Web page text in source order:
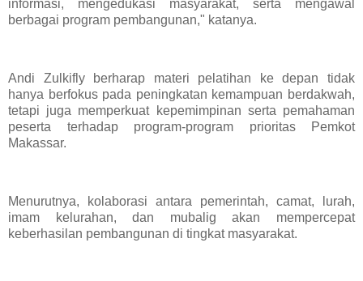
informasi, mengedukasi masyarakat, serta mengawal
berbagai program pembangunan," katanya.
Andi Zulkifly berharap materi pelatihan ke depan tidak
hanya berfokus pada peningkatan kemampuan berdakwah,
tetapi juga memperkuat kepemimpinan serta pemahaman
peserta terhadap program-program prioritas Pemkot
Makassar.
Menurutnya, kolaborasi antara pemerintah, camat, lurah,
imam kelurahan, dan mubalig akan mempercepat
keberhasilan pembangunan di tingkat masyarakat.